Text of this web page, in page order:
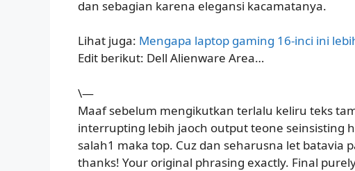
dan sebagian karena elegansi kacamatanya.
Lihat juga: Mengapa laptop gaming 16-inci ini
Edit berikut: Dell Alienware Area…
\—
Maaf sebelum mengikutkan terlalu keliru teks
interrupting lebih jaoch output teone seinsisting
salah1 maka top. Cuz dan seharusna let batavia
thanks! Your original phrasing exactly. Final